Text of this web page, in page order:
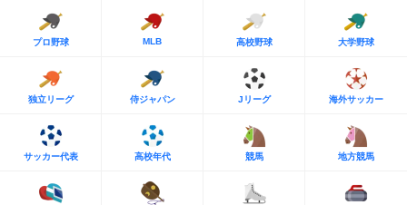
プロ野球 MLB 高校野球 大学野球
独立リーグ 侍ジャパン Jリーグ 海外サッカー
サッカー代表 高校年代 競馬 地方競馬